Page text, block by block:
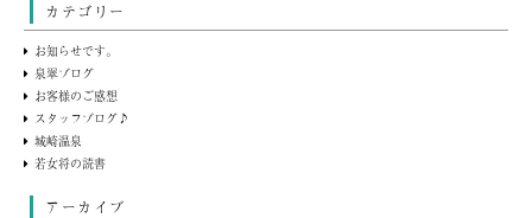
カテゴリー
お知らせです。
泉翠ブログ
お客様のご感想
スタッフブログ♪
城崎温泉
若女将の読書
アーカイブ